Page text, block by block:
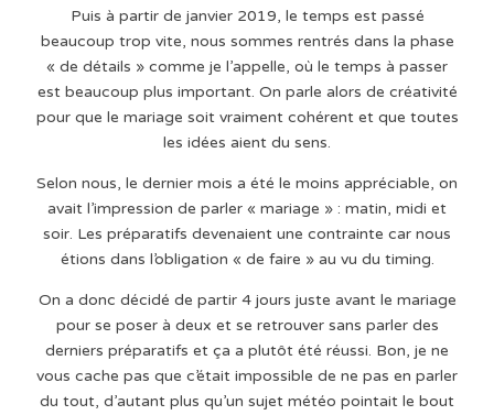
Puis à partir de janvier 2019, le temps est passé
beaucoup trop vite, nous sommes rentrés dans la phase
« de détails » comme je l’appelle, où le temps à passer
est beaucoup plus important. On parle alors de créativité
pour que le mariage soit vraiment cohérent et que toutes
les idées aient du sens.
Selon nous, le dernier mois a été le moins appréciable, on
avait l’impression de parler « mariage » : matin, midi et
soir. Les préparatifs devenaient une contrainte car nous
étions dans l’obligation « de faire » au vu du timing.
On a donc décidé de partir 4 jours juste avant le mariage
pour se poser à deux et se retrouver sans parler des
derniers préparatifs et ça a plutôt été réussi. Bon, je ne
vous cache pas que c’était impossible de ne pas en parler
du tout, d’autant plus qu’un sujet météo pointait le bout